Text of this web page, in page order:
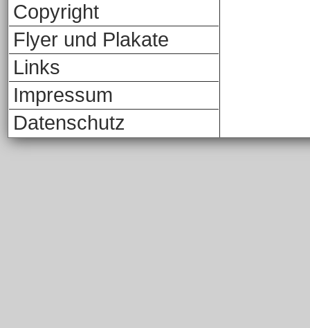
Copyright
Flyer und Plakate
Links
Impressum
Datenschutz